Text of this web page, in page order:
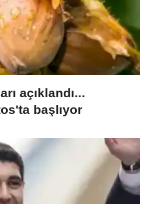
açıklandı...
başlıyor